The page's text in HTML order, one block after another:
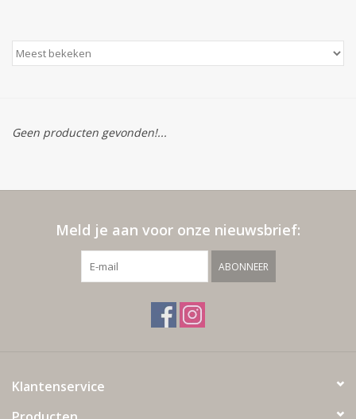
Geen producten gevonden!...
Meld je aan voor onze nieuwsbrief:
ABONNEER
Klantenservice